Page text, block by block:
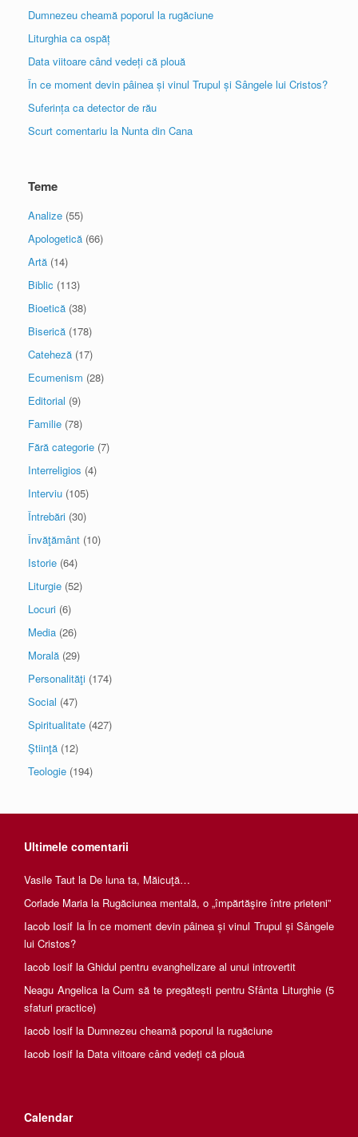
Dumnezeu cheamă poporul la rugăciune
Liturghia ca ospăț
Data viitoare când vedeți că plouă
În ce moment devin pâinea și vinul Trupul și Sângele lui Cristos?
Suferința ca detector de rău
Scurt comentariu la Nunta din Cana
Teme
Analize (55)
Apologetică (66)
Artă (14)
Biblic (113)
Bioetică (38)
Biserică (178)
Cateheză (17)
Ecumenism (28)
Editorial (9)
Familie (78)
Fără categorie (7)
Interreligios (4)
Interviu (105)
Întrebări (30)
Învăţământ (10)
Istorie (64)
Liturgie (52)
Locuri (6)
Media (26)
Morală (29)
Personalităţi (174)
Social (47)
Spiritualitate (427)
Ştiinţă (12)
Teologie (194)
Ultimele comentarii
Vasile Taut la De luna ta, Măicuţă…
Corlade Maria la Rugăciunea mentală, o „împărtăşire între prieteni”
Iacob Iosif la În ce moment devin pâinea și vinul Trupul și Sângele
lui Cristos?
Iacob Iosif la Ghidul pentru evanghelizare al unui introvertit
Neagu AngelicalaCum să te pregătești pentru Sfânta Liturghie (5
sfaturi practice)
Iacob Iosif la Dumnezeu cheamă poporul la rugăciune
Iacob Iosif la Data viitoare când vedeți că plouă
Calendar